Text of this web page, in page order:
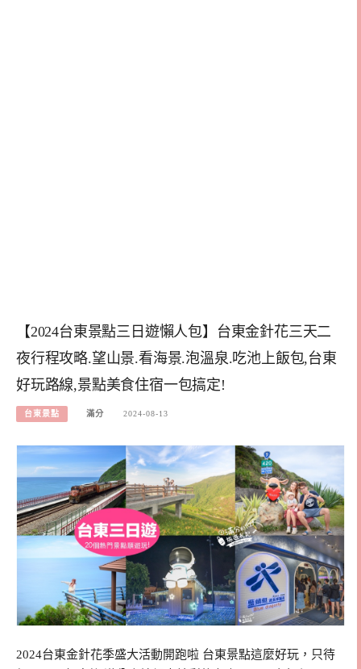
【2024台東景點三日遊懶人包】台東金針花三天二
夜行程攻略.望山景.看海景.泡溫泉.吃池上飯包,台東
好玩路線,景點美食住宿一包搞定!
台東景點 滿分 2024-08-13
2024台東金針花季盛大活動開跑啦 台東景點這麼好玩，只待